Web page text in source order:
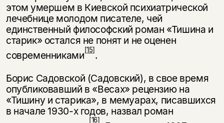
этом умершем в Киевской психиатрической
лечебнице мо­лодом писателе, чей
единственный философский роман «Тишина и
старик» остался не понят и не оценен
современниками[15].
Борис Садовской (Садовский), в свое время
опубликовавший в «Весах» ре­цензию на
«Тишину и старика», в мемуарах, писавшихся
в начале 1930-х го­дов, назвал роман
[16]